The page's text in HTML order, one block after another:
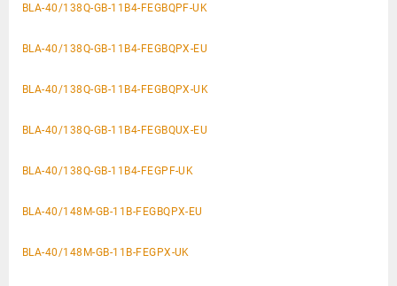
BLA-40/138Q-GB-11B4-FEGBQPF-UK
BLA-40/138Q-GB-11B4-FEGBQPX-EU
BLA-40/138Q-GB-11B4-FEGBQPX-UK
BLA-40/138Q-GB-11B4-FEGBQUX-EU
BLA-40/138Q-GB-11B4-FEGPF-UK
BLA-40/148M-GB-11B-FEGBQPX-EU
BLA-40/148M-GB-11B-FEGPX-UK